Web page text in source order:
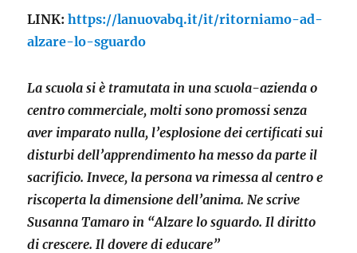
LINK:https://lanuovabq.it/it/ritorniamo-ad-
alzare-lo-sguardo
La scuola si è tramutata in una scuola-azienda o
centro commerciale, molti sono promossi senza
aver imparato nulla, l’esplosione dei certificati sui
disturbi dell’apprendimento ha messo da parte il
sacrificio. Invece, la persona va rimessa al centro e
riscoperta la dimensione dell’anima. Ne scrive
Susanna Tamaro in “Alzare lo sguardo. Il diritto
di crescere. Il dovere di educare”